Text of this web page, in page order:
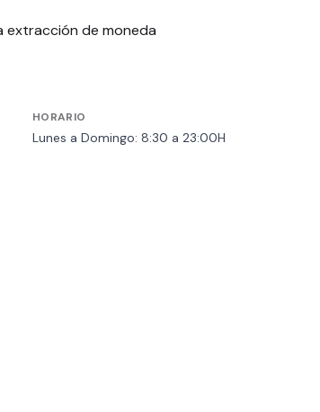
extracción de moneda
HORARIO
Lunes a Domingo: 8:30 a 23:00H